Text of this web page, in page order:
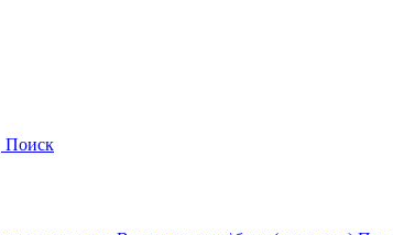
Поиск